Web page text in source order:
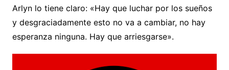
Arlyn lo tiene claro: «Hay que luchar por los sueños
y desgraciadamente esto no va a cambiar, no hay
esperanza ninguna. Hay que arriesgarse».